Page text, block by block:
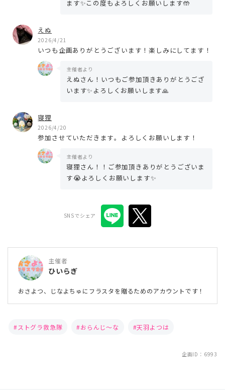
ます✨この度もよろしくお願いします🤲
えぬ
2026/4/21
いつも企画ありがとうございます！楽しみにしてます！
主催者より
えぬさん！いつもご参加頂きありがとうござ
います✨よろしくお願いします🙏
寝狸
2026/4/20
参加させていただきます。よろしくお願いします！
主催者より
寝狸さん！！ご参加頂きありがとうございま
す😭よろしくお願いします✨
SNSでシェア
主催者
ひいらぎ
おさよつ、じなよちゅにフラスタを贈るためのアカウントです！
ストグラ救急隊 おらんじ〜な 天羽よつは
企画ID：6993